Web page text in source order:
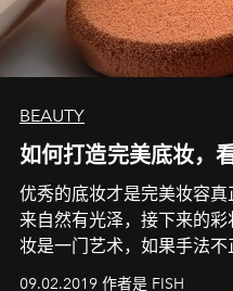
BEAUTY
如何打造完美底妆，
优秀的底妆才是完美妆容
来自然有光泽，接下来的
妆是一门艺术，如果手法不
09.02.2019 作者是 FISH